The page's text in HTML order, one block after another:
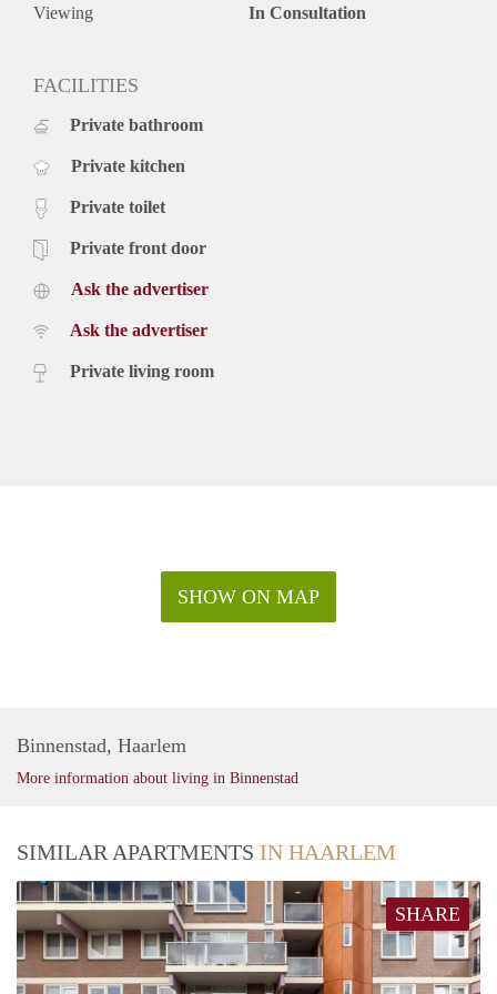
Viewing In Consultation
FACILITIES
Private bathroom
Private kitchen
Private toilet
Private front door
Ask the advertiser
Ask the advertiser
Private living room
SHOW ON MAP
Binnenstad, Haarlem
More information about living in Binnenstad
SIMILAR APARTMENTS IN HAARLEM
SHARE